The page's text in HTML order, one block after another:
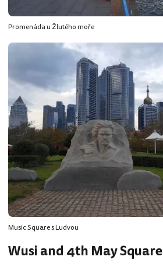
Promenáda u Žlutého moře
Music Square s Ludvou
Wusi and 4th May Square